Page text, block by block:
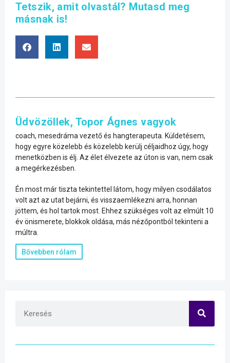
Tetszik, amit olvastál? Mutasd meg
másnak is!
Üdvözöllek, Topor Ágnes vagyok
coach, mesedráma vezető és hangterapeuta. Küldetésem,
hogy egyre közelebb és közelebb kerülj céljaidhoz úgy, hogy
menetközben is élj. Az élet élvezete az úton is van, nem csak
a megérkezésben.
Én most már tiszta tekintettel látom, hogy milyen csodálatos
volt azt az utat bejárni, és visszaemlékezni arra, honnan
jöttem, és hol tartok most. Ehhez szükséges volt az elmúlt 10
év önismerete, blokkok oldása, más nézőpontból tekinteni a
múltra.
Bővebben rólam